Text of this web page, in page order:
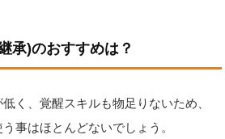
承)のおすすめは？
く、覚醒スキルも物足りないため、
事はほとんどないでしょう。